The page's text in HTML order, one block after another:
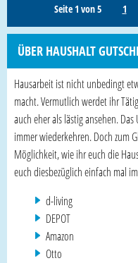
Seite 1 von 5 1
ÜBER HAUSHALT
Hausarbeit ist nicht unbedingt
macht. Vermutlich werdet ihr
auch eher als lästig ansehen.
immer wiederkehren. Doch zum
Möglichkeit, wie ihr euch die
euch diesbezüglich einfach mal
d-living
DEPOT
Amazon
Otto